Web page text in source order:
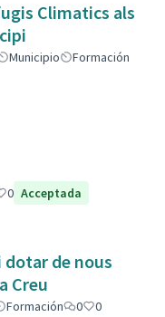
Climatics als
Municipio
Formación
0 Acceptada
dotar de nous
Creu
Formación 0
0